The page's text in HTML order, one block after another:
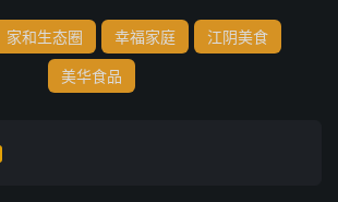
家和生态圈 幸福家庭 江阴美食
美华食品